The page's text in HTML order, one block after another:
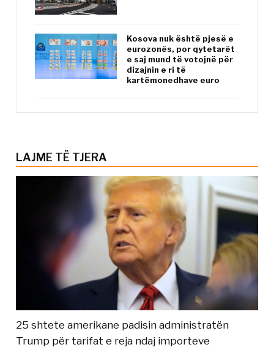
Kosova nuk është pjesë e
eurozonës, por qytetarët
e saj mund të votojnë për
dizajnin e ri të
kartëmonedhave euro
LAJME TË TJERA
25 shtete amerikane padisin administratën
Trump për tarifat e reja ndaj importeve